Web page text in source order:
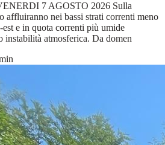
7 AGOSTO 2026 Sulla
affluiranno nei bassi strati correnti meno
est e in quota correnti più umide
instabilità atmosferica. Da domen